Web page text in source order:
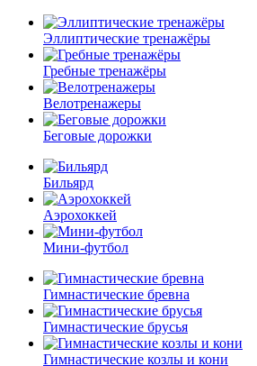
Эллиптические тренажёры
Гребные тренажёры
Велотренажеры
Беговые дорожки
Бильярд
Аэрохоккей
Мини-футбол
Гимнастические бревна
Гимнастические брусья
Гимнастические козлы и кони